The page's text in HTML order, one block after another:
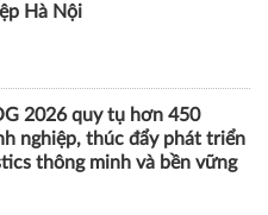
Hà Nội
2026 quy tụ hơn 450
nghiệp, thúc đẩy phát triển
thông minh và bền vững